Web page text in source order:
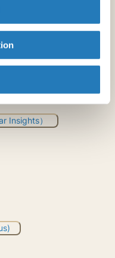
Insights）